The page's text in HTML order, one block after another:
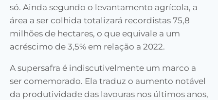
só. Ainda segundo o levantamento agrícola, a
área a ser colhida totalizará recordistas 75,8
milhões de hectares, o que equivale a um
acréscimo de 3,5% em relação a 2022.
A supersafra é indiscutivelmente um marco a
ser comemorado. Ela traduz o aumento notável
da produtividade das lavouras nos últimos anos,